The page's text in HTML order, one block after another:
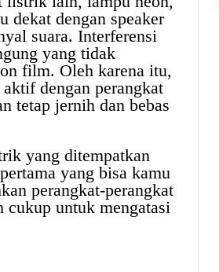
dekat dengan speaker
suara. Interferensi
yang tidak
film. Oleh karena itu,
dengan perangkat
tetap jernih dan bebas
yang ditempatkan
yang bisa kamu
perangkat-perangkat
cukup untuk mengatasi